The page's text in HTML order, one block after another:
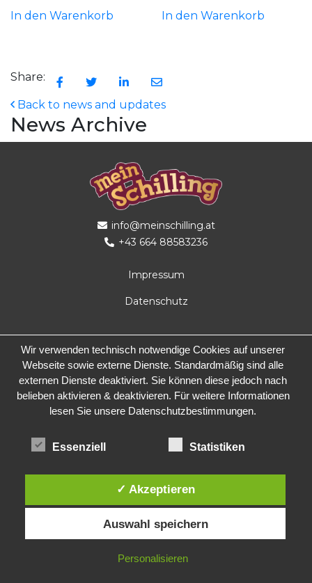
In den Warenkorb In den Warenkorb
Share:
Back to news and updates
News Archive
info@meinschilling.at
+43 664 88583236
Impressum
Datenschutz
Wir verwenden technisch notwendige Cookies auf unserer
Webseite sowie externe Dienste. Standardmäßig sind alle
externen Dienste deaktiviert. Sie können diese jedoch nach
belieben aktivieren & deaktivieren. Für weitere Informationen
lesen Sie unsere Datenschutzbestimmungen.
Essenziell Statistiken
✓ Akzeptieren
Auswahl speichern
Personalisieren